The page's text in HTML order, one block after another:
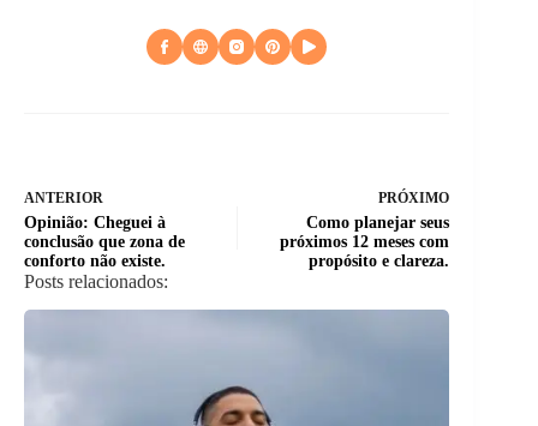
ANTERIOR
Opinião: Cheguei à
conclusão que zona de
conforto não existe.
PRÓXIMO
Como planejar seus
próximos 12 meses com
propósito e clareza.
Posts relacionados: